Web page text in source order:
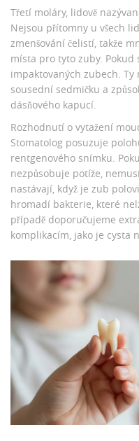
Třetí moláry, lidově
Nejsou přítomny u všech
zmenšování čelistí, takže
místa pro tyto zuby.
impaktovaných zubech.
sousední sedmičku a
dásňového kapucí.
Rozhodnutí o vytažení
Stomatolog posuzuje
rentgenového snímku.
nezpůsobuje potíže,
nastávají, když je zub
hromadí bakterie, které
případě doporučujeme
komplikacím, jako je cysta